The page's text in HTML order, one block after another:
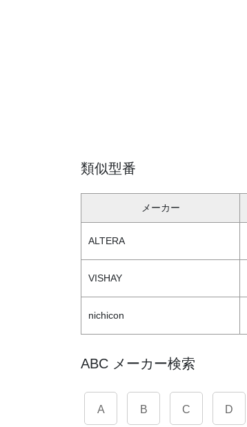
類似型番
メーカー
ALTERA
VISHAY
nichicon
ABC メーカー検索
A B C D